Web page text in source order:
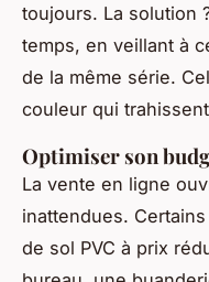
toujours. La solution
temps, en veillant à
de la même série.
couleur qui
Optimiser son
La vente en ligne
inattendues.
de sol PVC à prix